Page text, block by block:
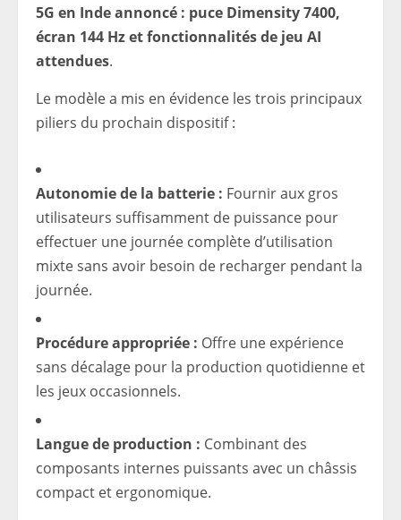
5G en Inde annoncé : puce Dimensity 7400,
écran 144 Hz et fonctionnalités de jeu AI
attendues.
Le modèle a mis en évidence les trois principaux
piliers du prochain dispositif :
Autonomie de la batterie : Fournir aux gros
utilisateurs suffisamment de puissance pour
effectuer une journée complète d’utilisation
mixte sans avoir besoin de recharger pendant la
journée.
Procédure appropriée : Offre une expérience
sans décalage pour la production quotidienne et
les jeux occasionnels.
Langue de production : Combinant des
composants internes puissants avec un châssis
compact et ergonomique.